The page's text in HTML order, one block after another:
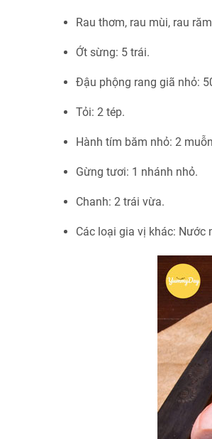
Rau thơm, rau mùi, rau
Ớt sừng: 5 trái.
Đậu phộng rang giã nhỏ:
Tỏi: 2 tép.
Hành tím băm nhỏ: 2
Gừng tươi: 1 nhánh nhỏ.
Chanh: 2 trái vừa.
Các loại gia vị khác: Nước